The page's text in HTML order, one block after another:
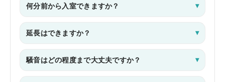
何分前から入室できますか？
延長はできますか？
騒音はどの程度まで大丈夫ですか？